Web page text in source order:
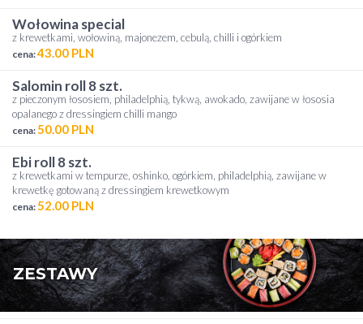
wołowina special
z krewetkami, wołowiną, majonezem, cebulą, chilli i ogórkiem
cena:43.00 PLN
salomin roll 8 szt.
z pieczonym łososiem, philadelphią, tykwą, awokado, zawijane w łososia
opalanego z dressingiem chilli mango
cena:50.00 PLN
ebi roll 8 szt.
z krewetkami w tempurze, oshinko, ogórkiem, philadelphią, zawijane w
krewetkę gotowaną z dressingiem krewetkowym
cena:52.00 PLN
ZESTAWY